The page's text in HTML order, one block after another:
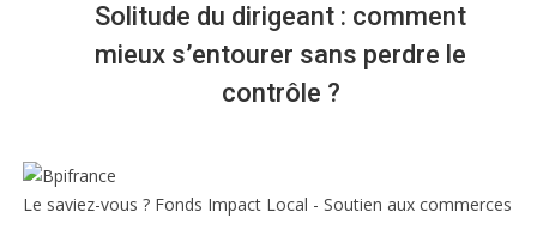
Solitude du dirigeant : comment
mieux s’entourer sans perdre le
contrôle ?
Le saviez-vous ? Fonds Impact Local - Soutien aux commerces